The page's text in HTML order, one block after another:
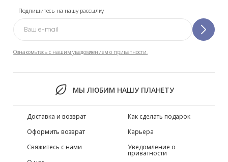
Подпишитесь на нашу рассылку
Ознакомьтесь с нашим уведомлением о приватности.
МЫ ЛЮБИМ НАШУ ПЛАНЕТУ
Доставка и возврат
Оформить возврат
Свяжитесь с нами
Как сделать подарок
Карьера
Уведомление о
приватности